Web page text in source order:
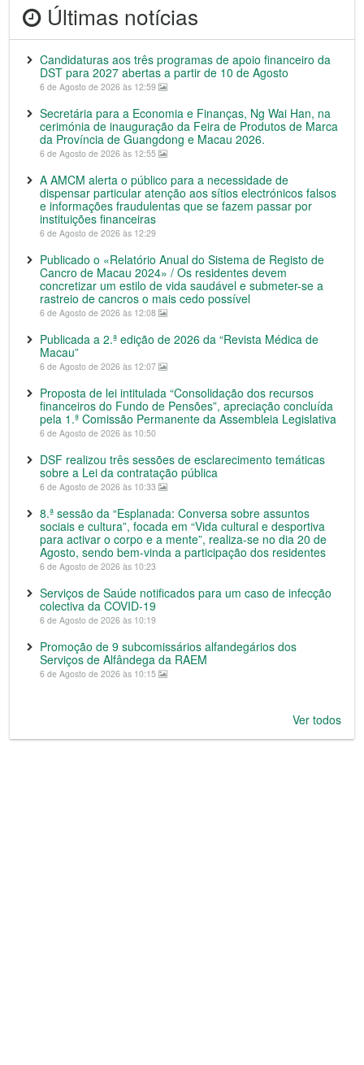
Últimas notícias
Candidaturas aos três programas de apoio financeiro da
DST para 2027 abertas a partir de 10 de Agosto
6 de Agosto de 2026 às 12:59
Secretária para a Economia e Finanças, Ng Wai Han, na
cerimónia de inauguração da Feira de Produtos de Marca
da Província de Guangdong e Macau 2026.
6 de Agosto de 2026 às 12:55
A AMCM alerta o público para a necessidade de
dispensar particular atenção aos sítios electrónicos falsos
e informações fraudulentas que se fazem passar por
instituições financeiras
6 de Agosto de 2026 às 12:29
Publicado o «Relatório Anual do Sistema de Registo de
Cancro de Macau 2024» / Os residentes devem
concretizar um estilo de vida saudável e submeter-se a
rastreio de cancros o mais cedo possível
6 de Agosto de 2026 às 12:08
Publicada a 2.ª edição de 2026 da “Revista Médica de
Macau”
6 de Agosto de 2026 às 12:07
Proposta de lei intitulada “Consolidação dos recursos
financeiros do Fundo de Pensões”, apreciação concluída
pela 1.ª Comissão Permanente da Assembleia Legislativa
6 de Agosto de 2026 às 10:50
DSF realizou três sessões de esclarecimento temáticas
sobre a Lei da contratação pública
6 de Agosto de 2026 às 10:33
8.ª sessão da “Esplanada: Conversa sobre assuntos
sociais e cultura”, focada em “Vida cultural e desportiva
para activar o corpo e a mente”, realiza-se no dia 20 de
Agosto, sendo bem-vinda a participação dos residentes
6 de Agosto de 2026 às 10:23
Serviços de Saúde notificados para um caso de infecção
colectiva da COVID-19
6 de Agosto de 2026 às 10:19
Promoção de 9 subcomissários alfandegários dos
Serviços de Alfândega da RAEM
6 de Agosto de 2026 às 10:15
Ver todos